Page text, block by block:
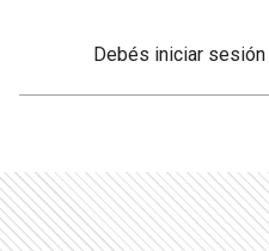
Debés iniciar sesión